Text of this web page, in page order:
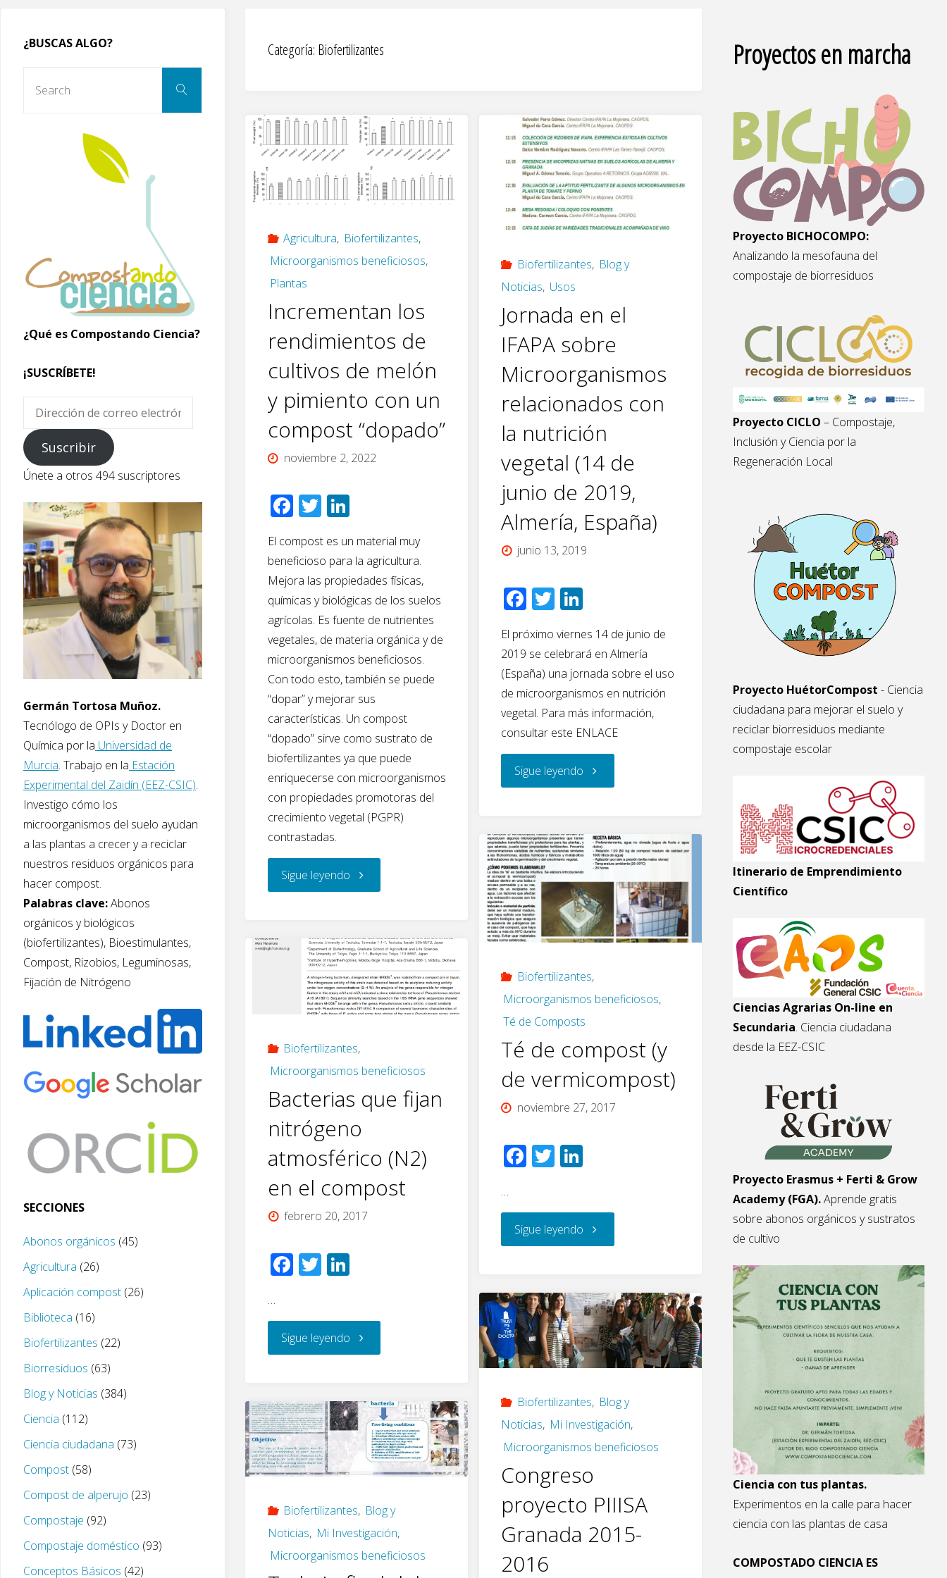
Categoría: Biofertilizantes
Agricultura, Biofertilizantes,
Microorganismos beneficiosos,
Plantas
Incrementan los
rendimientos de
cultivos de melón
y pimiento con un
compost “dopado”
noviembre 2, 2022
F
e
b
o
o
k
T
tt
er
Li
k
e
dI
n
El compost es un material muy
beneficioso para la agricultura.
Mejora las propiedades físicas,
químicas y biológicas de los suelos
agrícolas. Es fuente de nutrientes
vegetales, de materia orgánica y de
microorganismos beneficiosos.
Con todo esto, también se puede
“dopar” y mejorar sus
características. Un compost
“dopado” sirve como sustrato de
biofertilizantes ya que puede
enriquecerse con microorganismos
con propiedades promotoras del
crecimiento vegetal (PGPR)
contrastadas.
Sigue leyendo"Incrementan
rendimientos
de
cultivos
de
melón
y
un
“dopado”"
Biofertilizantes, Blog y
Noticias, Usos
Jornada en el
IFAPA sobre
Microorganismos
relacionados con
la nutrición
vegetal (14 de
junio de 2019,
Almería, España)
junio 13, 2019
F
e
b
o
o
k
T
tt
er
k
e
dI
n
El próximo viernes 14 de junio de
2019 se celebrará en Almería
(España) una jornada sobre el uso
de microorganismos en nutrición
vegetal. Para más información,
consultar este ENLACE
Sigue leyendo "Jornada
el
IFAPA
sobre
Microorganismos
relacionados
con
nutrición
vegetal
junio
de
Almería,
España)"
Biofertilizantes,
Microorganismos beneficiosos,
Té de Composts
Té de compost (y
de vermicompost)
noviembre 27, 2017
F
b
o
k
T
er e
dI
…
Sigue leyendo "Té
compost
(y
de
vermicompost)"
Biofertilizantes,
Microorganismos beneficiosos
Bacterias que fijan
nitrógeno
atmosférico (N2)
en el compost
febrero 20, 2017
F
ac
b
o
k
T
wi
er
Li
e
dI
…
Sigue leyendo"Bacterias
fijan
nitrógeno
atmosférico
(N2)
en
el
Biofertilizantes, Blog y
Noticias, Mi Investigación,
Microorganismos beneficiosos
Congreso
proyecto PIIISA
Granada 2015-
2016
Biofertilizantes, Blog y
Noticias, Mi Investigación,
Microorganismos beneficiosos
¿BUSCAS ALGO?
Search
¿Qué es Compostando Ciencia?
¡SUSCRÍBETE!
Dirección
correo
electrónico
Suscribir
Únete a otros 494 suscriptores
Germán Tortosa Muñoz.
Tecnólogo de OPIs y Doctor en
Química por la Universidad de
Murcia. Trabajo en la Estación
Experimental del Zaidín (EEZ-CSIC).
Investigo cómo los
microorganismos del suelo ayudan
a las plantas a crecer y a reciclar
nuestros residuos orgánicos para
hacer compost.
Palabras clave:Abonos
orgánicos y biológicos
(biofertilizantes), Bioestimulantes,
Compost, Rizobios, Leguminosas,
Fijación de Nitrógeno
SECCIONES
Abonos orgánicos (45)
Agricultura (26)
Aplicación compost (26)
Biblioteca (16)
Biofertilizantes (22)
Biorresiduos (63)
Blog y Noticias (384)
Ciencia (112)
Ciencia ciudadana (73)
Compost (58)
Compost de alperujo (23)
Compostaje (92)
Compostaje doméstico (93)
Conceptos Básicos (42)
Proyectos en marcha
Proyecto BICHOCOMPO:
Analizando la mesofauna del
compostaje de biorresiduos
Proyecto CICLO – Compostaje,
Inclusión y Ciencia por la
Regeneración Local
Proyecto HuétorCompost - Ciencia
ciudadana para mejorar el suelo y
reciclar biorresiduos mediante
compostaje escolar
Itinerario de Emprendimiento
Científico
Ciencias Agrarias On-line en
Secundaria. Ciencia ciudadana
desde la EEZ-CSIC
Proyecto Erasmus + Ferti & Grow
Academy (FGA).Aprende gratis
sobre abonos orgánicos y sustratos
de cultivo
Ciencia con tus plantas.
Experimentos en la calle para hacer
ciencia con las plantas de casa
COMPOSTADO CIENCIA ES